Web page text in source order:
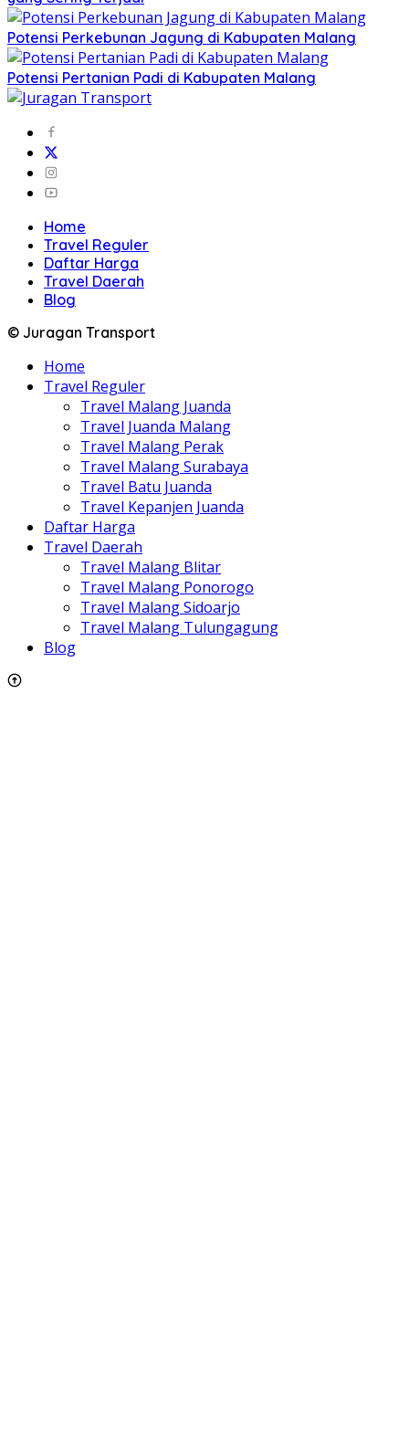
Potensi Perkebunan Jagung di Kabupaten Malang
Potensi Pertanian Padi di Kabupaten Malang
Home
Travel Reguler
Daftar Harga
Travel Daerah
Blog
© Juragan Transport
Home
Travel Reguler
Travel Malang Juanda
Travel Juanda Malang
Travel Malang Perak
Travel Malang Surabaya
Travel Batu Juanda
Travel Kepanjen Juanda
Daftar Harga
Travel Daerah
Travel Malang Blitar
Travel Malang Ponorogo
Travel Malang Sidoarjo
Travel Malang Tulungagung
Blog